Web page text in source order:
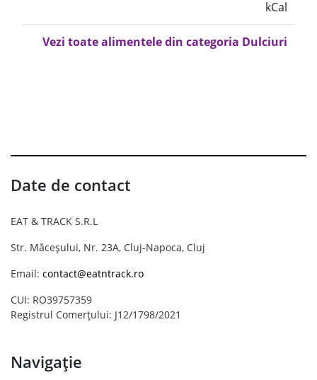
kCal
Vezi toate alimentele din categoria Dulciuri
Date de contact
EAT & TRACK S.R.L
Str. Măceșului, Nr. 23A, Cluj-Napoca, Cluj
Email: contact@eatntrack.ro
CUI: RO39757359
Registrul Comerțului: J12/1798/2021
Navigație